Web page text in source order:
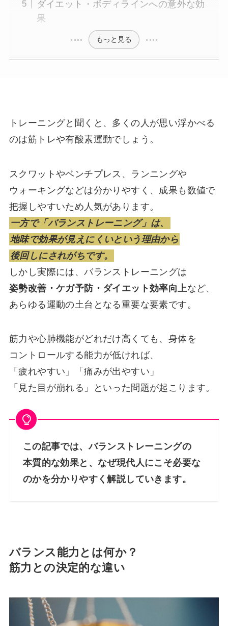
ダイエット・ボディラインへの意外な効
果
もっと見る
トレーニングと聞くと、多くの人が思い浮かべる
のは筋トレや有酸素運動でしょう。
スクワットやベンチプレス、ランニングや
ウォーキングなどは分かりやすく、成果も数値で
把握しやすいため人気があります。
一方で「バランストレーニング」は、
地味で効果が見えにくいという理由から
後回しにされがちです。
しかし実際には、バランストレーニングは
姿勢改善・ケガ予防・ダイエット効率向上など、
あらゆる運動の土台となる重要な要素です。
筋力や心肺機能がどれだけ高くても、身体を
コントロールする能力が低ければ、
「疲れやすい」「痛みが出やすい」
「見た目が崩れる」といった問題が起こります。
この記事では、バランストレーニングの
本質的な効果と、なぜ現代人にこそ必要な
のかを分かりやすく解説していきます。
バランス能力とは何か？
筋力との決定的な違い